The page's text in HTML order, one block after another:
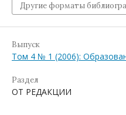
Другие форматы
Выпуск
Том 4 № 1 (2006):
Раздел
ОТ РЕДАКЦИИ